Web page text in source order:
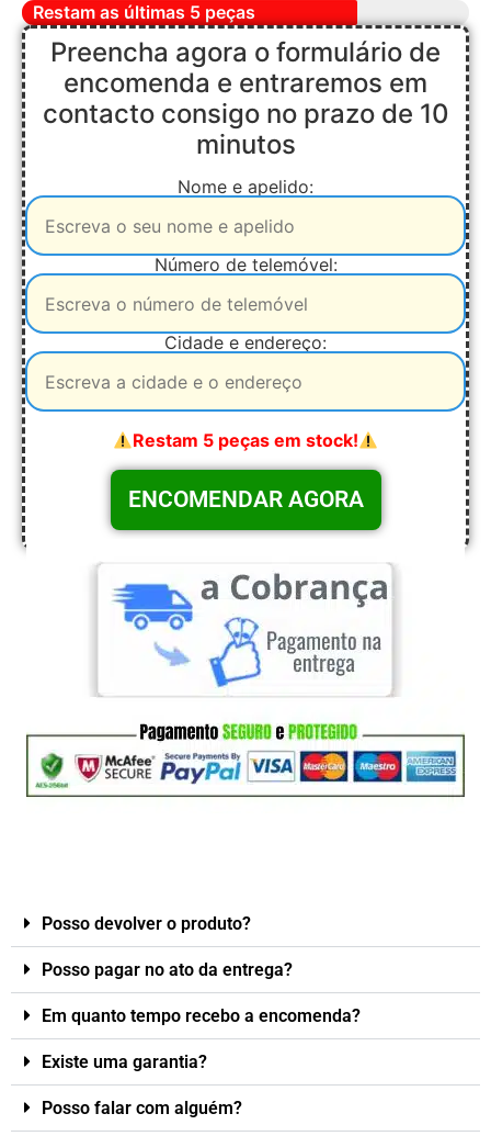
Restam as últimas 5 peças
Preencha agora o formulário de
encomenda e entraremos em
contacto consigo no prazo de 10
minutos
Nome e apelido:
Número de telemóvel:
Cidade e endereço:
Restam 5 peças em stock!
Posso devolver o produto?
Posso pagar no ato da entrega?
Em quanto tempo recebo a encomenda?
Existe uma garantia?
Posso falar com alguém?